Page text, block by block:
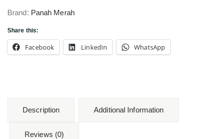
Brand: Panah Merah
Share this:
Facebook LinkedIn WhatsApp
Description Additional Information
Reviews (0)